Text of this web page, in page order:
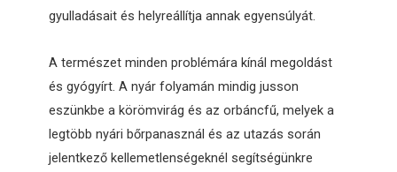
gyulladásait és helyreállítja annak egyensúlyát.
A természet minden problémára kínál megoldást
és gyógyírt. A nyár folyamán mindig jusson
eszünkbe a körömvirág és az orbáncfű, melyek a
legtöbb nyári bőrpanasznál és az utazás során
jelentkező kellemetlenségeknél segítségünkre